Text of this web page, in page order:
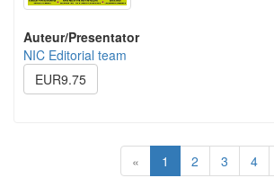
Auteur/Presentator
NIC Editorial team
EUR9.75
« 1 (current)
2 3 4